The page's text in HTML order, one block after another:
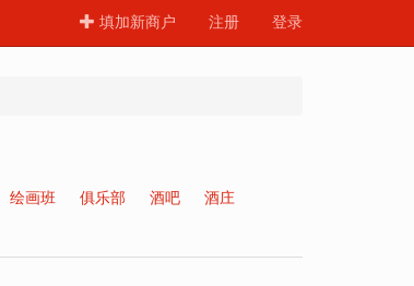
填加新商户 注册 登录
绘画班 俱乐部 酒吧
酒庄